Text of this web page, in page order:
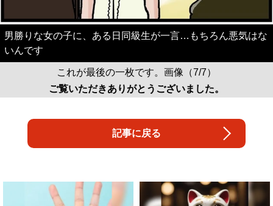
男勝りな女の子に、ある日同級生が一言…もちろん悪気はな
いんです
これが最後の一枚です。画像（7/7）
ご覧いただきありがとうございました。
記事に戻る